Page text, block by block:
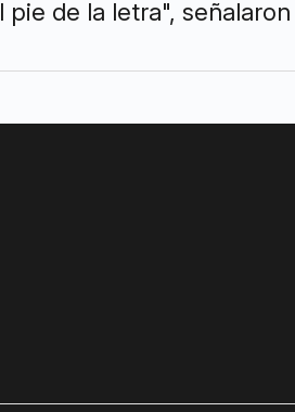
de la letra", señalaron